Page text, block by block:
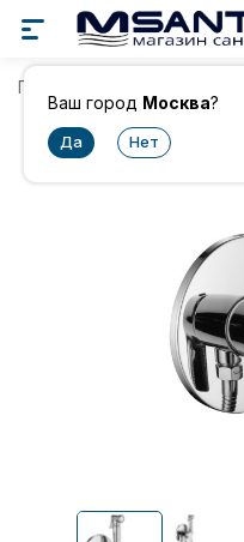
Ваш город Москва?
Главная